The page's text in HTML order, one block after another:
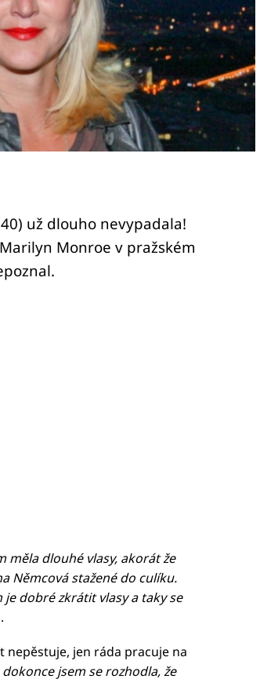
už dlouho nevypadala!
Monroe v pražském
měla dlouhé vlasy, akorát že
Němcová stažené do culíku.
je dobré zkrátit vlasy a taky se
nepěstuje, jen ráda pracuje na
jsem se rozhodla, že